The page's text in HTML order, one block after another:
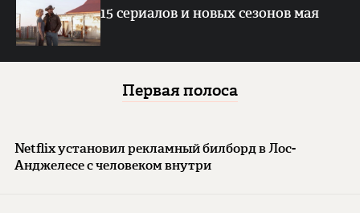
15 сериалов и новых сезонов мая
Первая полоса
Netflix установил рекламный билборд в Лос-
Анджелесе с человеком внутри